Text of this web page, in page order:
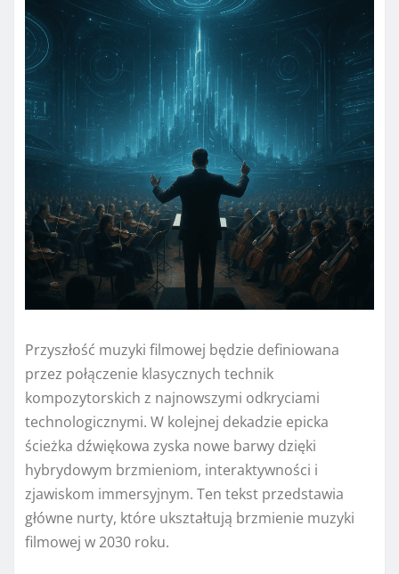
Przyszłość muzyki filmowej będzie definiowana
przez połączenie klasycznych technik
kompozytorskich z najnowszymi odkryciami
technologicznymi. W kolejnej dekadzie epicka
ścieżka dźwiękowa zyska nowe barwy dzięki
hybrydowym brzmieniom, interaktywności i
zjawiskom immersyjnym. Ten tekst przedstawia
główne nurty, które ukształtują brzmienie muzyki
filmowej w 2030 roku.